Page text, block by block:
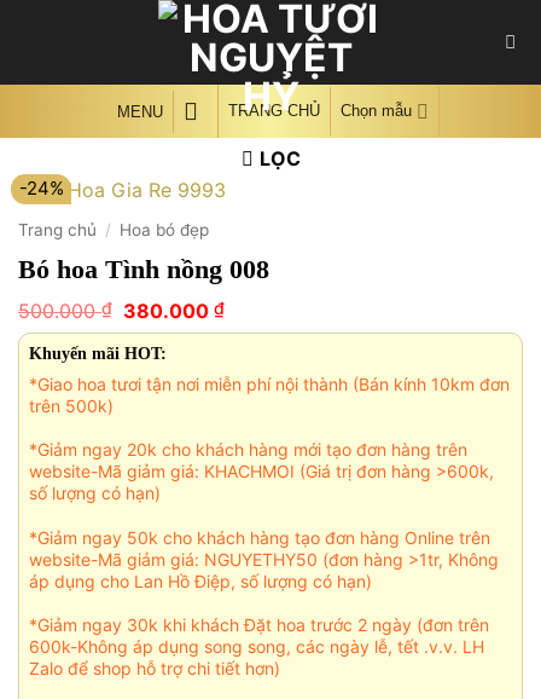
MENU TRANG CHỦ Chọn mẫu
LỌC
-24%
Trang chủ / Hoa bó đẹp
Bó hoa Tình nồng 008
500.000₫ Giá
gốc
là:
500.000 ₫.
380.000 ₫Giá
hiện
380.000 ₫.
Khuyến mãi HOT:
*Giao hoa tươi tận nơi miễn phí nội thành (Bán kính 10km đơn
trên 500k)
*Giảm ngay 20k cho khách hàng mới tạo đơn hàng trên
website-Mã giảm giá: KHACHMOI (Giá trị đơn hàng >600k,
số lượng có hạn)
*Giảm ngay 50k cho khách hàng tạo đơn hàng Online trên
website-Mã giảm giá: NGUYETHY50 (đơn hàng >1tr, Không
áp dụng cho Lan Hồ Điệp, số lượng có hạn)
*Giảm ngay 30k khi khách Đặt hoa trước 2 ngày (đơn trên
600k-Không áp dụng song song, các ngày lễ, tết .v.v. LH
Zalo để shop hỗ trợ chi tiết hơn)